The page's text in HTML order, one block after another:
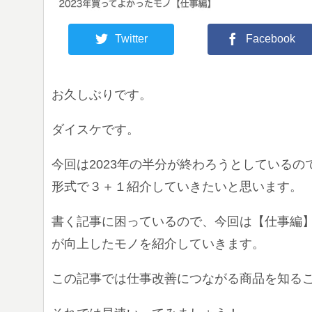
Twitter Facebook
お久しぶりです。
ダイスケです。
今回は2023年の半分が終わろうとしている
形式で３＋１紹介していきたいと思います。
書く記事に困っているので、今回は【仕事編
が向上したモノを紹介していきます。
この記事では仕事改善につながる商品を知る